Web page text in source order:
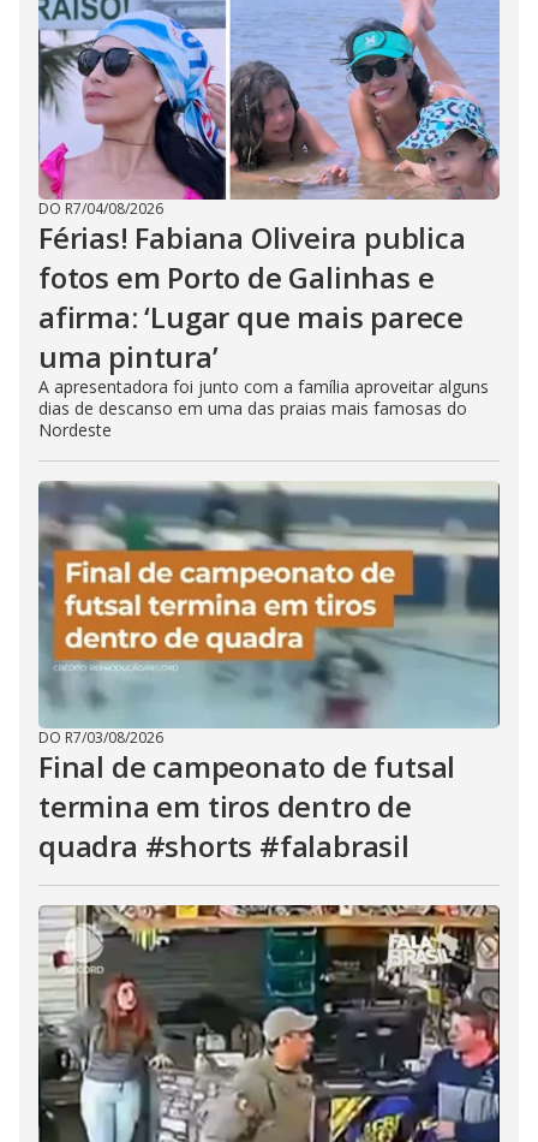
DO R7/04/08/2026
Férias! Fabiana Oliveira publica
fotos em Porto de Galinhas e
afirma: ‘Lugar que mais parece
uma pintura’
A apresentadora foi junto com a família aproveitar alguns
dias de descanso em uma das praias mais famosas do
Nordeste
DO R7/03/08/2026
Final de campeonato de futsal
termina em tiros dentro de
quadra #shorts #falabrasil